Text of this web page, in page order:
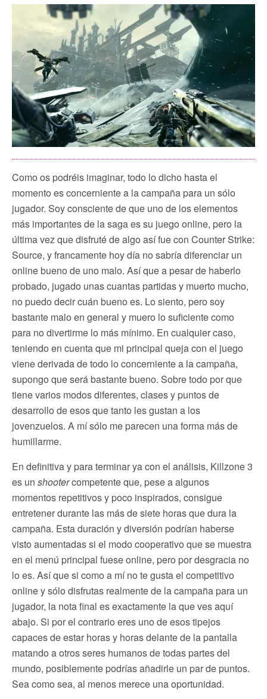
Como os podréis imaginar, todo lo dicho hasta el
momento es concerniente a la campaña para un sólo
jugador. Soy consciente de que uno de los elementos
más importantes de la saga es su juego online, pero la
última vez que disfruté de algo así fue con Counter Strike:
Source, y francamente hoy día no sabría diferenciar un
online bueno de uno malo. Así que a pesar de haberlo
probado, jugado unas cuantas partidas y muerto mucho,
no puedo decir cuán bueno es. Lo siento, pero soy
bastante malo en general y muero lo suficiente como
para no divertirme lo más mínimo. En cualquier caso,
teniendo en cuenta que mi principal queja con el juego
viene derivada de todo lo concerniente a la campaña,
supongo que será bastante bueno. Sobre todo por que
tiene varios modos diferentes, clases y puntos de
desarrollo de esos que tanto les gustan a los
jovenzuelos. A mí sólo me parecen una forma más de
humillarme.
En definitiva y para terminar ya con el análisis, Killzone 3
es un shootercompetente que, pese a algunos
momentos repetitivos y poco inspirados, consigue
entretener durante las más de siete horas que dura la
campaña. Esta duración y diversión podrían haberse
visto aumentadas si el modo cooperativo que se muestra
en el menú principal fuese online, pero por desgracia no
lo es. Así que si como a mí no te gusta el competitivo
online y sólo disfrutas realmente de la campaña para un
jugador, la nota final es exactamente la que ves aquí
abajo. Si por el contrario eres uno de esos tipejos
capaces de estar horas y horas delante de la pantalla
matando a otros seres humanos de todas partes del
mundo, posiblemente podrías añadirle un par de puntos.
Sea como sea, al menos merece una oportunidad.